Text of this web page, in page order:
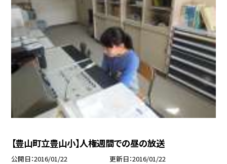
【豊山町立豊山小】人権週間での昼の放送
公開日 2016/01/22 更新日 2016/01/22